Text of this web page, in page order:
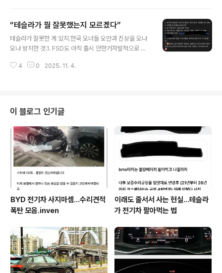
하는 거 맞지? 올 초 출고분부터...타이트하게 잡아도 대략
5~6월 이후 구매자들은, 절대 배터리게이트로 딴소리 하
면 안됨.알고 샀으니까. 9월 말까지 약 3만7천명임.10월에
우려되면 테슬라 NCM 사지 말라고지난해는 물론이고, 특
“테슬라가 뭘 잘못했는지 모르겠다”
테슬라가 잘못한 게 있지.한국 오너들 오만과 진상을 오냐
오냐 방치한 것.1. FSD도 아직 출시 안한거자발적으로 사
까지 억지 쉴드한거 아님?3. 주식 좀 올랐다고 테멘 이러고
제조사 중에서라도그 많은 엔진결함, 미션결함…이런 거 수
리하면서보증을 추가로 늘려주는 사례가 흔한가?심지어
리콜해도 보증이 늘어나진 않음.누누히 말했지만,고쳐주는
건 문제가 없는데누구는 리만/재생, 누구는 새 배터리 이 흐
리멍텅한 정책이 문제일 뿐,테슬라의 보증연장은 고육책…
같은 논리라면 아이폰 리퍼도 새 제품으로..
4 0 2025. 11. 4.
이 블로그 인기글
BYD 전기차 사지마셈...수리견적
폭탄 모음.inven
이래도 줄서서 사는 현실…테슬라
가 전기차 팔아먹는 법